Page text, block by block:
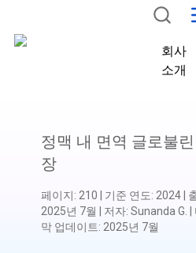
회사
소개
정맥 내 면역 글로불린
장
페이지: 210 기준 연도: 2024
2025년 7월
저자: Sunanda G.
막 업데이트: 2025년 7월